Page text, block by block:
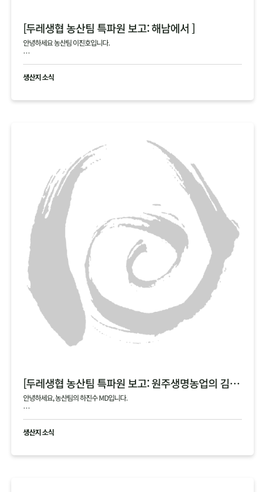
[두레생협 농산팀 특파원 보고: 해남에서 ]
안녕하세요 농산팀 이진호입니다.
해남의 4, 5차 김장 작황에 대한 생생한 정보를 전해드립니다.
생산지 소식
[두레생협 농산팀 특파원 보고: 원주생명농업의 김장 통배추]
안녕하세요, 농산팀의 하진수 MD입니다.
오늘은 제가 김장 시즌의 숨은 주역, 원주생명농업(강원도 정선)을 직접 다녀온 특파원
으로서 감동과 진심을 담아 소식을 전해드립니다!
생산지 소식